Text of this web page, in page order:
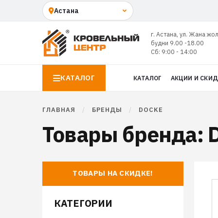
г. Астана, ул. Жана
будни 9.00 -18.00
Сб: 9:00 - 14:00
КАТАЛОГ КАТАЛОГ АКЦИИ И
ГЛАВНАЯ / БРЕНДЫ / DOCKE
Товары бренда:
ТОВАРЫ НА СКИДКЕ!
КАТЕГОРИИ